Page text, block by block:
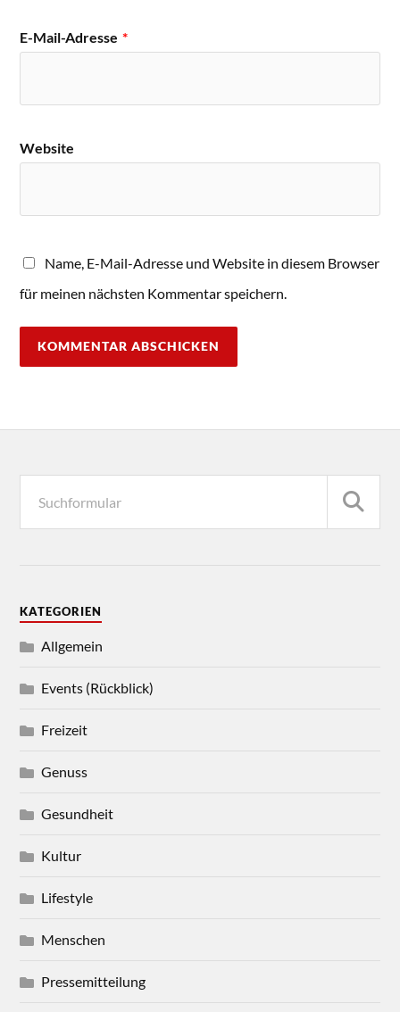
E-Mail-Adresse *
Website
Name, E-Mail-Adresse und Website in diesem Browser
für meinen nächsten Kommentar speichern.
KATEGORIEN
Allgemein
Events (Rückblick)
Freizeit
Genuss
Gesundheit
Kultur
Lifestyle
Menschen
Pressemitteilung